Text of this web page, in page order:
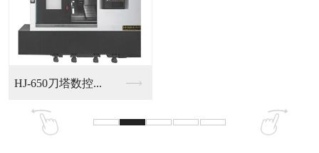
HJ-650刀塔数控...